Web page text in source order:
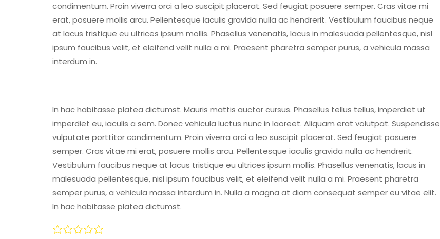
condimentum. Proin viverra orci a leo suscipit placerat. Sed feugiat posuere semper. Cras vitae mi
erat, posuere mollis arcu. Pellentesque iaculis gravida nulla ac hendrerit. Vestibulum faucibus neque
at lacus tristique eu ultrices ipsum mollis. Phasellus venenatis, lacus in malesuada pellentesque, nisl
ipsum faucibus velit, et eleifend velit nulla a mi. Praesent pharetra semper purus, a vehicula massa
interdum in.
In hac habitasse platea dictumst. Mauris mattis auctor cursus. Phasellus tellus tellus, imperdiet ut
imperdiet eu, iaculis a sem. Donec vehicula luctus nunc in laoreet. Aliquam erat volutpat. Suspendisse
vulputate porttitor condimentum. Proin viverra orci a leo suscipit placerat. Sed feugiat posuere
semper. Cras vitae mi erat, posuere mollis arcu. Pellentesque iaculis gravida nulla ac hendrerit.
Vestibulum faucibus neque at lacus tristique eu ultrices ipsum mollis. Phasellus venenatis, lacus in
malesuada pellentesque, nisl ipsum faucibus velit, et eleifend velit nulla a mi. Praesent pharetra
semper purus, a vehicula massa interdum in. Nulla a magna at diam consequat semper eu vitae elit.
In hac habitasse platea dictumst.